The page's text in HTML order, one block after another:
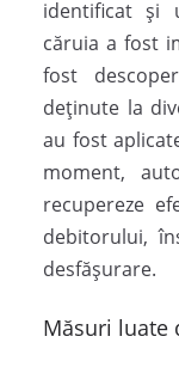
identificat și
căruia a fost
fost
deținute la
au fost
moment,
recupereze
debitorului,
desfășurare.
Măsuri luate